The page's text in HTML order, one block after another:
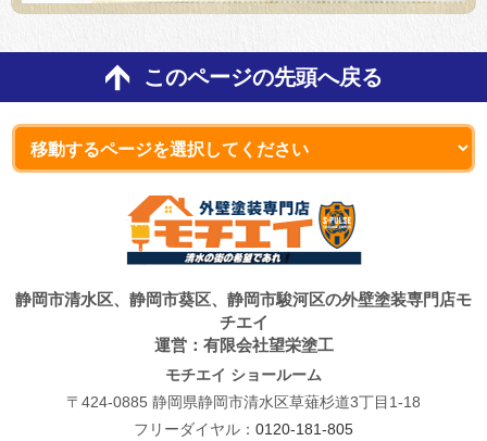
このページの先頭へ戻る
静岡市清水区、静岡市葵区、静岡市駿河区の外壁塗装専門店モ
チエイ
運営：有限会社望栄塗工
モチエイ ショールーム
〒424-0885 静岡県静岡市清水区草薙杉道3丁目1-18
フリーダイヤル： 0120-181-805